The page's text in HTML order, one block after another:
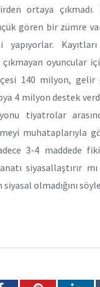
ortaya çıkmadı.
gören bir zümre
yapıyorlar.
çıkmayan oyuncular
140 milyon, gelir
4 milyon destek
tiyatrolar
muhataplarıyla
3-4 maddede
siyasallaştırır
siyasal olmadığını